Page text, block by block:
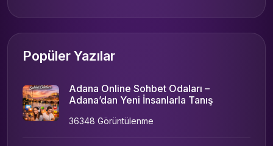
Popüler Yazılar
Adana Online Sohbet Odaları –
Adana’dan Yeni İnsanlarla Tanış
36348 Görüntülenme